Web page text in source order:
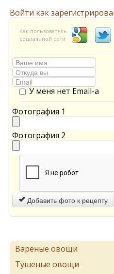
Войти как
Как пользователь
социальной сети
У меня нет Email-а
Фотография 1
Фотография 2
Добавить фото к рецепту
Вареные овощи
Тушеные овощи